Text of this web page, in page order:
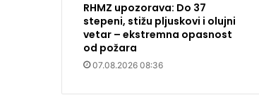
RHMZ upozorava: Do 37
stepeni, stižu pljuskovi i olujni
vetar – ekstremna opasnost
od požara
07.08.2026 08:36